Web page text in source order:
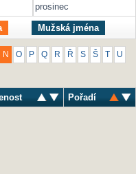
prosinec
Mužská jména
N O P Q R Ř S Š U
Pořadí